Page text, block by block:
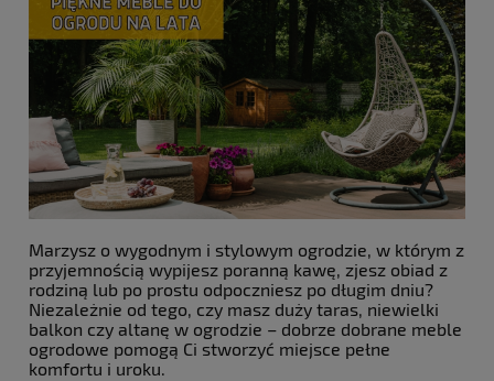
Marzysz o wygodnym i stylowym ogrodzie, w którym z
przyjemnością wypijesz poranną kawę, zjesz obiad z
rodziną lub po prostu odpoczniesz po długim dniu?
Niezależnie od tego, czy masz duży taras, niewielki
balkon czy altanę w ogrodzie – dobrze dobrane meble
ogrodowe pomogą Ci stworzyć miejsce pełne
komfortu i uroku.